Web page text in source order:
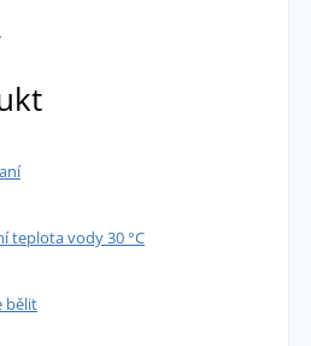
teplota vody 30 °C
bělit